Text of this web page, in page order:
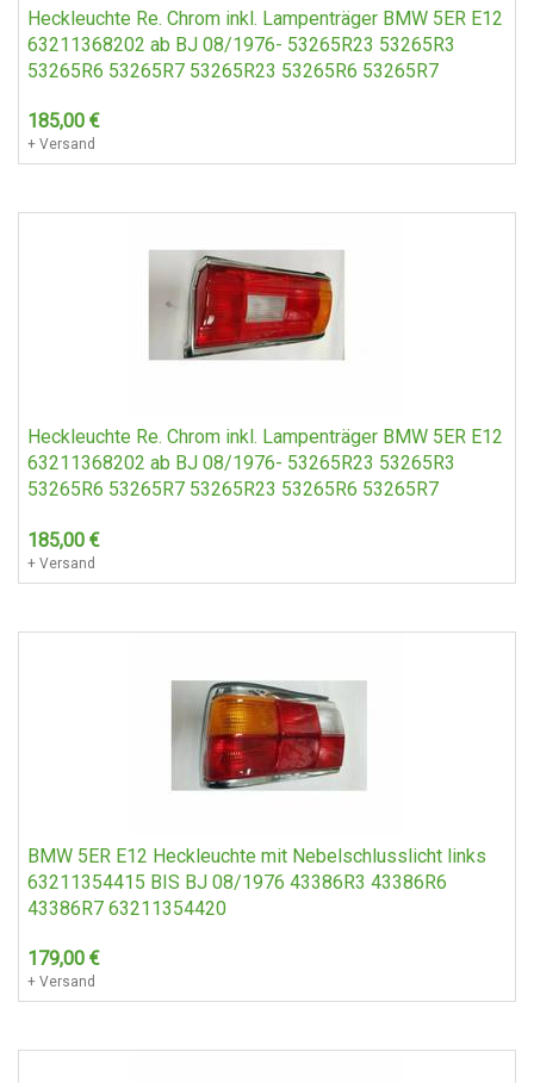
Heckleuchte Re. Chrom inkl. Lampenträger BMW 5ER E12
63211368202 ab BJ 08/1976- 53265R23 53265R3
53265R6 53265R7 53265R23 53265R6 53265R7
185,00 €
+ Versand
Heckleuchte Re. Chrom inkl. Lampenträger BMW 5ER E12
63211368202 ab BJ 08/1976- 53265R23 53265R3
53265R6 53265R7 53265R23 53265R6 53265R7
185,00 €
+ Versand
BMW 5ER E12 Heckleuchte mit Nebelschlusslicht links
63211354415 BIS BJ 08/1976 43386R3 43386R6
43386R7 63211354420
179,00 €
+ Versand